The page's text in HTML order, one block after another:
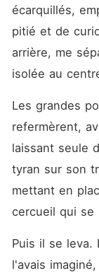
écarquillés,
pitié et de
arrière, me
isolée au
Les grandes
refermèrent,
laissant seule
tyran sur son
mettant en
cercueil qui se
Puis il se leva.
l'avais